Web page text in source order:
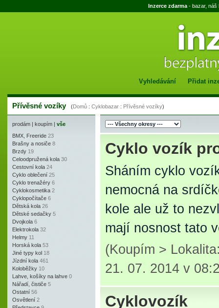
Inzerce zdarma - bazar, náš
Vyhledávání Přidat
Přívěsné vozíky (Domů : Cyklobazar : Přívěsné vozíky)
prodám | koupím | vše
BMX, Freeride 23
Brašny a nosiče 8
Brzdy 19
Celoodpružená kola 30
Cestovní kola 24
Cyklo oblečení 25
Cyklo trenažéry 6
Cyklokosmetika 2
Cyklopočítače 6
Dětská kola 26
Dětské sedačky 5
Dvojkola 6
Elektrokola 32
Helmy 11
Horská kola 53
Jiné typy kol 18
Jízdní kola 461
Koloběžky 10
Lahve, košíky na lahve 0
Nářadí, čističe 5
Ostatní 56
Osvětlení 2
Cyklo vozík
Sháním cyklo
nemocná na
kole ale už to
mají nosnost tato
(Koupím >
21. 07. 2014 v
Cyklovozík